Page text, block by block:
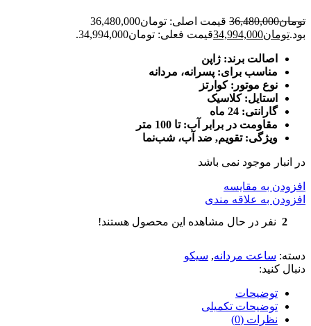
تومان36,480,000
قیمت اصلی: تومان36,480,000
بود.تومان34,994,000قیمت فعلی: تومان34,994,000.
اصالت برند: ژاپن
مناسب برای: پسرانه، مردانه
نوع موتور: کوارتز
استایل: کلاسیک
گارانتی: 24 ماه
مقاومت در برابر آب: تا 100 متر
ویژگی: تقویم, ضد آب، شب‌نما
در انبار موجود نمی باشد
افزودن به مقایسه
افزودن به علاقه مندی
2 نفر در حال مشاهده این محصول هستند!
دسته: ساعت مردانه, سیکو
دنبال کنید:
توضیحات
توضیحات تکمیلی
نظرات (0)